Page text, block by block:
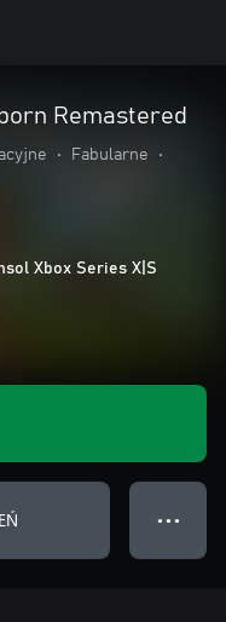
Remastered
• Fabularne
•
Xbox Series X|S
● ● ●